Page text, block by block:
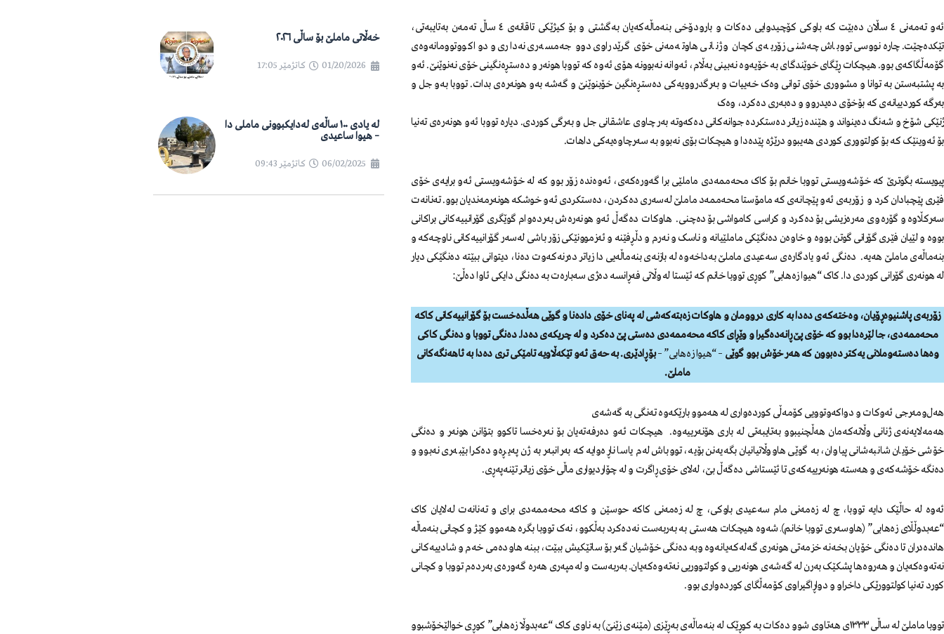
ئەو تەمەنی ٤ ساڵان دەبێت کە باوکی کۆچیدوایی دەکات و بارودۆخی بنەماڵەکەیان بەگشتی و بۆ کیژێکی تاقانەی ٤ ساڵ تەمەن بەتایبەتی،
تێکدەچێت. چارەنووسی تووباش چەشنی زۆربەی کچان و ژنانی هاوتەمەنی خۆی گرێدراوی دوو جەمسەری نەداری و دواکووتوومانەوەی
گۆمەڵگاکەی بوو. هیچكات ڕێگای خوێندگای بە خۆیەوە نەبینی بەڵام، ئەوانە نەبوونە هۆی ئەوە کە تووبا هونەر و دەستڕەنگینی خۆی نەنوێنێ. ئەو
بە پشتبەستن بە توانا و مشووری خۆی توانی وەک خەییات و بەرگدروویەکی دەستڕەنگین خۆبنوێنێ و گەشە بەو هونەرەی بدات. تووبا بەو جل و
بەرگە کوردییانەی کە بۆخۆی دەیدروو و دەبەری دەکرد، وەک
ژنێکی شۆخ و شەنگ دەینواند و هێندە زیاتر دەستکردە جوانەکانی دەکەوتە بەر چاوی عاشقانی جل و بەرگی کوردی. دیارە تووبا ئەو هونەرەی تەنیا
بۆ ئەوینێک کە بۆ کولتووری کوردی هەیبوو درێژە پێدەدا و هیچکات بۆی نەبوو بە سەرچاوەیەکی داهات.
پیویستە بگوترێ کە خۆشەویستی تووبا خانم بۆ کاک محەممەدی ماملێی برا گەورەکەی، ئەوەندە زۆر بوو کە لە خۆشەویستی ئەو برایەی خۆی
فێری پێچبادان کرد و زۆربەی ئەو پێچانەی کە مامۆستا محەممەد ماملێ لەسەری دەکردن، دەستکردی ئەو خوشکە هونەرمەندیان بوو. تەنانەت
سەرکڵاوە و گۆرەوی مەرەزیشی بۆ دەکرد و کراسی کامواشی بۆ دەچنی. هاوکات دەگەڵ ئەو هونەرەش بەردەوام گوێگری گۆرانییەکانی براکانی
بووە و لێیان فێری گۆرانی گوتن بووە و خاوەن دەنگێکی ماملێیانە و ناسک و نەرم و دڵڕفێنە و ئەزموونێکی زۆر باشی لەسەر گۆرانییەکانی ناوچەکە و
بنەماڵەی ماملێ هەیە. دەنگی ئەو یادگارەی سەعیدی ماملێ بەداخەوە لە بازنەی بنەماڵەیی دا زیاتر دەرنەکەوت دەنا، دیتوانی ببێتە دەنگێکی دیار
لە هونەری گۆرانی کوردی دا. کاک “هیوا زەهابی” کوڕی تووبا خانم کە ئێستا لە وڵاتی فەڕانسە دەژی سەبارەت بە دەنگی دایکی ئاوا دەڵێ:
زۆربەی پاشنیوەڕۆیان، وەختەكەی دەدا بە كاری دروومان و هاوكات زەبتەكەشی لە پەنای خۆی دادەنا و گوێی هەڵدەخست بۆ گۆرانییەكانی كاكە
محەممەدی، جا لێرەدا بوو كە خۆی پێ ڕانەدەگیرا و وێڕای كاکە محەممەدی دەستی پێ دەكرد و لە چریکەی دەدا. دەنگی تووبا و دەنگی كاكی
وەها دەستەوملانی یەكتر دەبوون کە هەر خۆش بوو گوێی – “هیوا زەهابی” –بۆ ڕادێری. بە حەق ئەو تێكەڵاویە تامێكی تری دەدا بە ئاهەنگەكانی
ماملێ.
هەل‌ومەرجی ئەوكات و دواكەوتوویی كۆمەڵی كوردەواری لە هەموو بارێكەوە تەنگی بە گەشەی
هەمەلایەنەی ژنانی وڵاتەکەمان هەڵچنیبوو بەتایبەتی لە باری هۆنەرییەوە. هیچكات ئەو دەرفەتەیان بۆ نەرەخسا تاكوو بتۆانن هونەر و دەنگی
خۆشی خۆیان شانبەشانی پیاوان، بە گوێی هاووڵاتیانیان بگەیەنن بۆیە، تووباش لەم یاسا ناڕەوایە کە بەرانبەر بە ژن پەیڕەو دەکرا بێبەری نەبوو و
دەنگە خۆشەكەی و هەستە هونەرییەكەی تا ئێستاشی دەگەڵ بێ، لەلای خۆی ڕاگرت و لە چۆاردیواری ماڵی خۆی زیاتر تێنەپەڕی.
ئەوە لە حاڵێک دایە تووبا، چ لە زەمەنی مام سەعیدی باوکی، چ لە زەمەنی کاکە حوسێن و کاکە محەممەدی برای و تەنانەت لەلایان کاک
“عەبدوڵڵای زەهابی” (هاوسەری تووبا خانم)ـ شەوە هیچکات هەستی بە بەربەست نەدەکرد بەڵکوو، نەک تووبا بگرە هەموو کێژ و کچانی بنەماڵە
هاندەدران تا دەنگی خۆیان بخەنە خزمەتی هونەری گەلەکەیانەوە وبە دەنگی خۆشیان گەر بۆ ساتێکیش ببێت، ببنە هاودەمی خەم و شادییەکانی
نەتەوەکەیان و هەروەها پشکێک بەرن لە گەشەی هونەریی و کولتووریی نەتەوەکەیان. بەربەست و لەمپەری هەرە گەورەی بەردەم تووبا و کچانی
کورد تەنیا کولتوورێکی داخراو و دواڕاگیراوی کۆمەڵگای کوردەواری بوو.
تووبا ماملێ لە ساڵی ١٣٣٣ی هەتاوی شوو دەکات بە کوڕێک لە بنەماڵەی بەڕێزی (مێنەی زێنێ) بە ناوی کاک “عەبدوڵا زەهابی” کوڕی خوالێخۆشبوو
خەڵاتی ماملێ بۆ ساڵی ٢٠٢٦
01/20/2026 کاتژمێر 17:05
لە یادی ١٠٠ ساڵەی لەدایکبوونی ماملی دا
– هیوا ساعیدی
06/02/2025 کاتژمێر 09:43